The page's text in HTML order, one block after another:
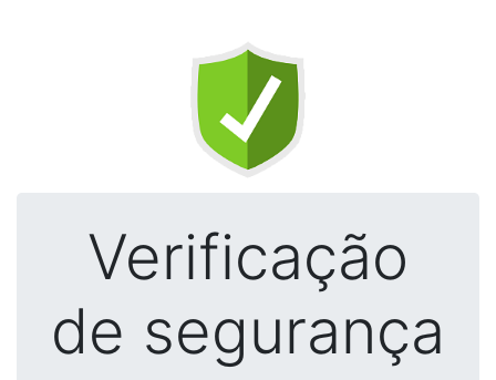
Verificação
de segurança